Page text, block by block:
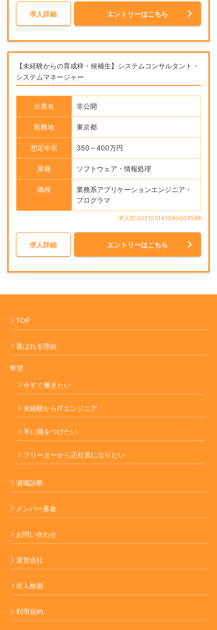
求人詳細 エントリーはこちら
【未経験からの育成枠・候補生】システムコンサルタント・
システムマネージャー
企業名 非公開
勤務地 東京都
想定年収 350～400万円
業種 ソフトウェア・情報処理
職種
業務系アプリケーションエンジニア・
プログラマ
求人ID:2021051413A0008548
求人詳細 エントリーはこちら
TOP
選ばれる理由
希望
今すぐ働きたい
未経験からITエンジニア
手に職をつけたい
フリーターから正社員になりたい
適職診断
メンバー募集
お問い合わせ
運営会社
求人検索
利用規約